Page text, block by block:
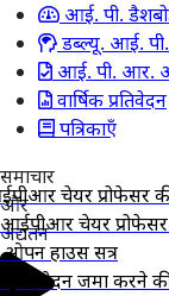
आई. पी.
डब्ल्यू. आई.
आई. पी. आर.
वार्षिक प्रतिवेदन
पत्रिकाएँ
समाचार
और
अद्यतन
की नियुक्ति के
की नियुक्ति के
करने की अंतिम तिथि